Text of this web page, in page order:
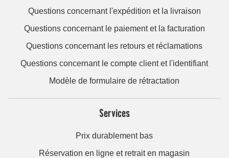
Questions concernant l'expédition et la livraison
Questions concernant le paiement et la facturation
Questions concernant les retours et réclamations
Questions concernant le compte client et l'identifiant
Modèle de formulaire de rétractation
Services
Prix durablement bas
Réservation en ligne et retrait en magasin